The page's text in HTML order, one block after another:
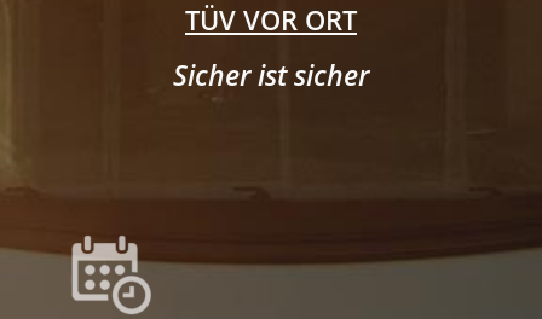
TÜV VOR ORT
Sicher ist sicher